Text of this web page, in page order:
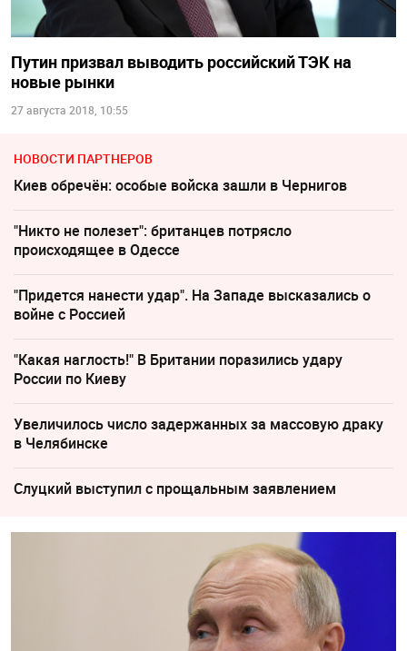
Путин призвал выводить российский ТЭК на
новые рынки
27 августа 2018, 10:55
НОВОСТИ ПАРТНЕРОВ
Киев обречён: особые войска зашли в Чернигов
"Никто не полезет": британцев потрясло
происходящее в Одессе
"Придется нанести удар". На Западе высказались о
войне с Россией
"Какая наглость!" В Британии поразились удару
России по Киеву
Увеличилось число задержанных за массовую драку
в Челябинске
Слуцкий выступил с прощальным заявлением